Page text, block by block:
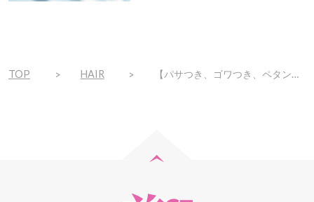
TOP HAIR 【パサつき、ゴワつき、ペタンコ】40代50代、髪の老化悩みはシャントリが解決